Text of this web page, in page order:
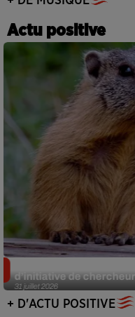
Actu positive
31 juillet 2026
d’initiative de
+ D'ACTU POSITIVE